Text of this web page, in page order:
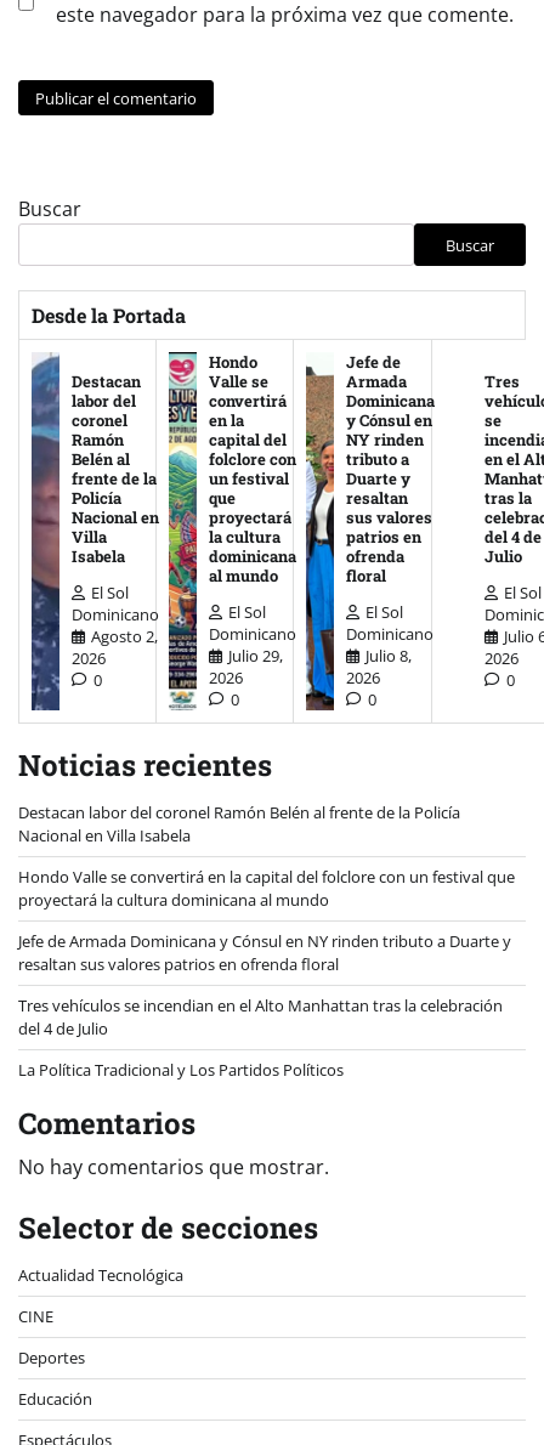
este navegador para la próxima vez que comente.
Buscar
Buscar
Desde la Portada
Destacan
labor del
coronel
Ramón
Belén al
frente de la
Policía
Nacional en
Villa
Isabela
El Sol
Dominicano
Agosto 2,
2026
0
Hondo
Valle se
convertirá
en la
capital del
folclore con
un festival
que
proyectará
la cultura
dominicana
al mundo
El Sol
Dominicano
Julio 29,
2026
0
Jefe de
Armada
Dominicana
y Cónsul en
NY rinden
tributo a
Duarte y
resaltan
sus valores
patrios en
ofrenda
floral
El Sol
Dominicano
Julio 8,
2026
0
Tres
se
en el
tras la
del 4 de
Julio
El Sol
Julio
2026
0
Noticias recientes
Destacan labor del coronel Ramón Belén al frente de la Policía
Nacional en Villa Isabela
Hondo Valle se convertirá en la capital del folclore con un festival que
proyectará la cultura dominicana al mundo
Jefe de Armada Dominicana y Cónsul en NY rinden tributo a Duarte y
resaltan sus valores patrios en ofrenda floral
Tres vehículos se incendian en el Alto Manhattan tras la celebración
del 4 de Julio
La Política Tradicional y Los Partidos Políticos
Comentarios
No hay comentarios que mostrar.
Selector de secciones
Actualidad Tecnológica
CINE
Deportes
Educación
Espectáculos